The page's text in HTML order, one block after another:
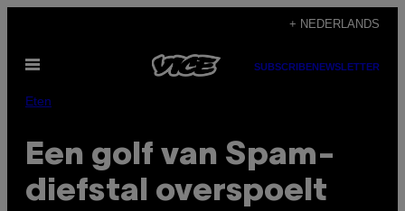
de
inhoud
+ NEDERLANDS
Open
SUBSCRIBENEWSLETTER
Eten
Een golf van Spam-
diefstal overspoelt